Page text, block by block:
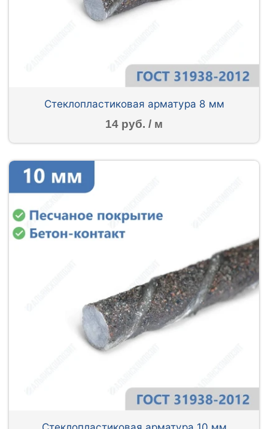
Стеклопластиковая арматура 8 мм
14 руб. / м